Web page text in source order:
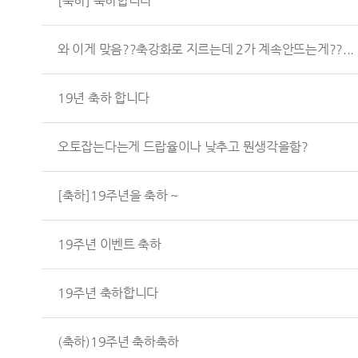
와 이게 맞음??축강화로 지르는데 2가 계속안뜨는게??...
19년 축하 합니다
오토잡는다는게 드랍율이나 낮추고 뭔생각을함?
[축하]19주년을 축하 ~
19주년 이벤트 축하
19주년 축하합니다
(축하)19주년 축하축하